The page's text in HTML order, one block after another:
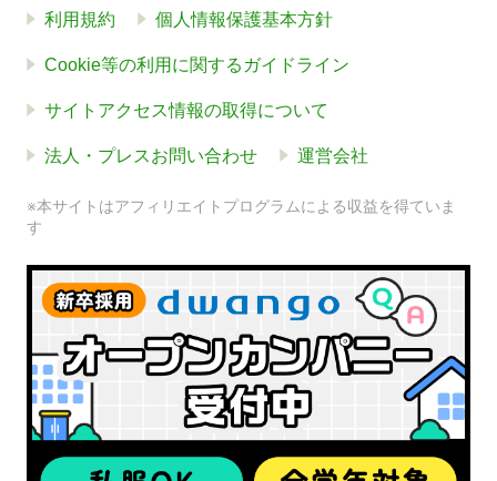
利用規約 個人情報保護基本方針
Cookie等の利用に関するガイドライン
サイトアクセス情報の取得について
法人・プレスお問い合わせ 運営会社
※本サイトはアフィリエイトプログラムによる収益を得ていま
す